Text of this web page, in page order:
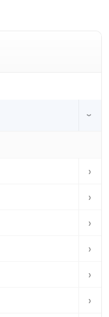
›
›
›
›
›
›
›